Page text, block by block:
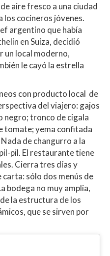
aire fresco a una ciudad
los cocineros jóvenes.
argentino que había
en Suiza, decidió
un local moderno,
le cayó la estrella
con producto local de
del viajero: gajos
negro; tronco de cigala
tomate; yema confitada
de changurro a la
pil. El restaurante tiene
Cierra tres días y
carta: sólo dos menús de
bodega no muy amplia,
la estructura de los
que se sirven por